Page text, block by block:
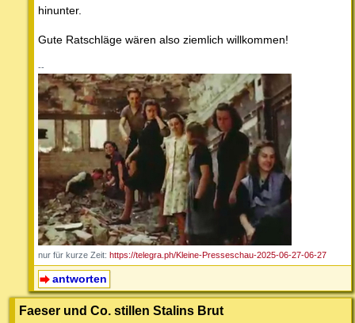
hinunter.
Gute Ratschläge wären also ziemlich willkommen!
--
nur für kurze Zeit: https://telegra.ph/Kleine-Presseschau-2025-06-27-06-27
antworten
Faeser und Co. stillen Stalins Brut